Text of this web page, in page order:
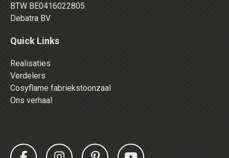
BTW BE0416022805
Debatra BV
Quick Links
Realisaties
Verdelers
Cosyflame fabriekstoonzaal
Ons verhaal